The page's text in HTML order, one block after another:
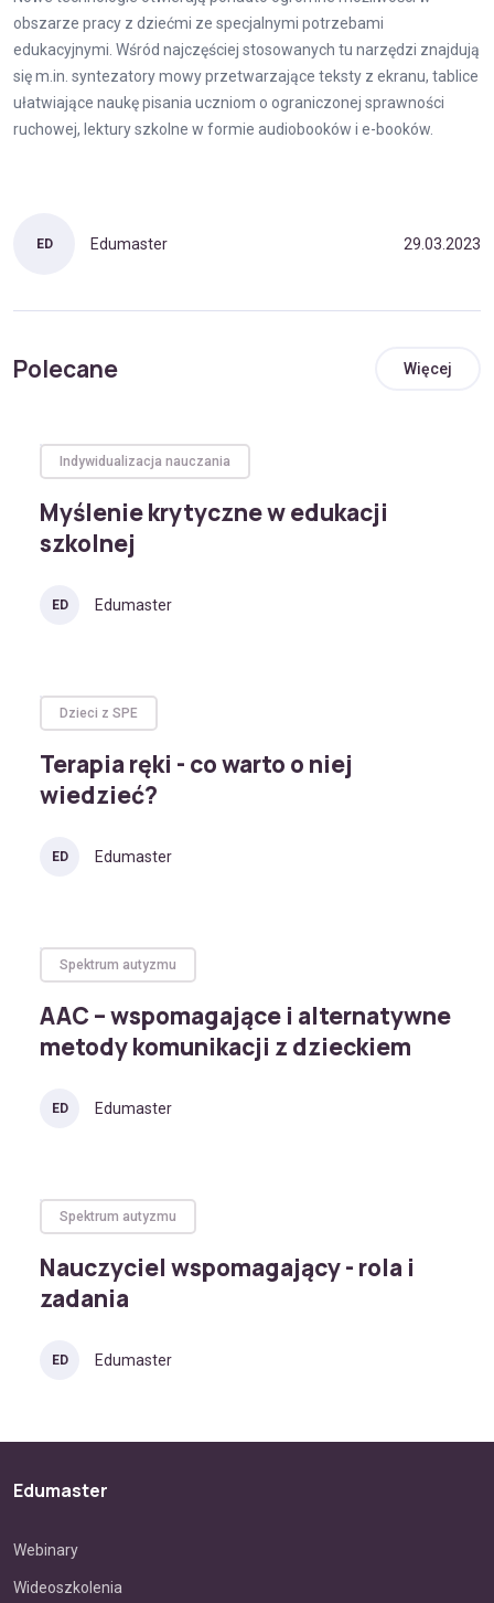
obszarze pracy z dziećmi ze specjalnymi potrzebami
edukacyjnymi. Wśród najczęściej stosowanych tu narzędzi znajdują
się m.in. syntezatory mowy przetwarzające teksty z ekranu, tablice
ułatwiające naukę pisania uczniom o ograniczonej sprawności
ruchowej, lektury szkolne w formie audiobooków i e-booków.
ED Edumaster 29.03.2023
Polecane Więcej
Indywidualizacja nauczania
Myślenie krytyczne w edukacji
szkolnej
ED Edumaster
Dzieci z SPE
Terapia ręki - co warto o niej
wiedzieć?
ED Edumaster
Spektrum autyzmu
AAC – wspomagające i alternatywne
metody komunikacji z dzieckiem
ED Edumaster
Spektrum autyzmu
Nauczyciel wspomagający - rola i
zadania
ED Edumaster
Edumaster
Webinary
Wideoszkolenia